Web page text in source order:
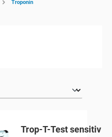
Troponin
Trop-T-Test sensitiv